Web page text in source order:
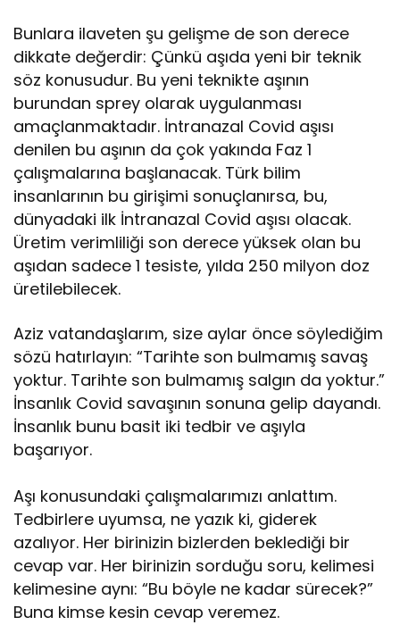
Bunlara ilaveten şu gelişme de son derece
dikkate değerdir: Çünkü aşıda yeni bir teknik
söz konusudur. Bu yeni teknikte aşının
burundan sprey olarak uygulanması
amaçlanmaktadır. İntranazal Covid aşısı
denilen bu aşının da çok yakında Faz 1
çalışmalarına başlanacak. Türk bilim
insanlarının bu girişimi sonuçlanırsa, bu,
dünyadaki ilk İntranazal Covid aşısı olacak.
Üretim verimliliği son derece yüksek olan bu
aşıdan sadece 1 tesiste, yılda 250 milyon doz
üretilebilecek.
Aziz vatandaşlarım, size aylar önce söylediğim
sözü hatırlayın: “Tarihte son bulmamış savaş
yoktur. Tarihte son bulmamış salgın da yoktur.”
İnsanlık Covid savaşının sonuna gelip dayandı.
İnsanlık bunu basit iki tedbir ve aşıyla
başarıyor.
Aşı konusundaki çalışmalarımızı anlattım.
Tedbirlere uyumsa, ne yazık ki, giderek
azalıyor. Her birinizin bizlerden beklediği bir
cevap var. Her birinizin sorduğu soru, kelimesi
kelimesine aynı: “Bu böyle ne kadar sürecek?”
Buna kimse kesin cevap veremez.